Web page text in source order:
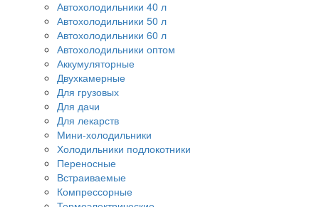
Автохолодильники 40 л
Автохолодильники 50 л
Автохолодильники 60 л
Автохолодильники оптом
Аккумуляторные
Двухкамерные
Для грузовых
Для дачи
Для лекарств
Мини-холодильники
Холодильники подлокотники
Переносные
Встраиваемые
Компрессорные